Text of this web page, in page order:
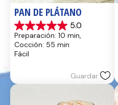
PAN DE PLÁTANO
5.0
5.0
de
5
estrellas.
Preparación: 10 min,
Cocción: 55 min
Fácil
Guardar